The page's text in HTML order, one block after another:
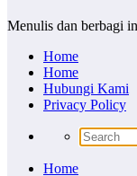
Menulis dan berbagi
Home
Home
Hubungi Kami
Privacy Policy
Home